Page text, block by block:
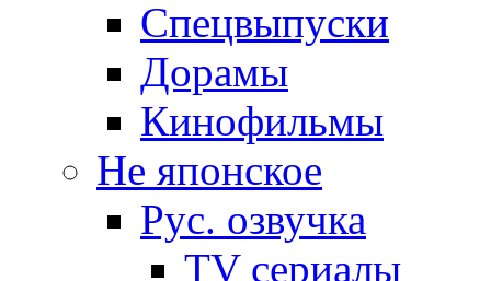
Спецвыпуски
Дорамы
Кинофильмы
Не японское
Рус. озвучка
TV сериалы